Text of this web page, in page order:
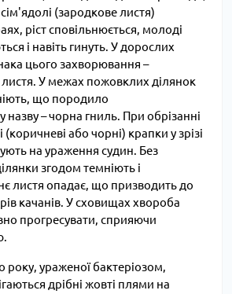
(зародкове листя)
ріст сповільнюється, молоді
і навіть гинуть. У дорослих
цього захворювання –
листя. У межах пожовклих ділянок
що породило
назву – чорна гниль. При обрізанні
або чорні) крапки у зрізі
на ураження судин. Без
згодом темніють і
листя опадає, що призводить до
качанів. У сховищах хвороба
прогресувати, сприяючи
ураженої бактеріозом,
дрібні жовті плями на